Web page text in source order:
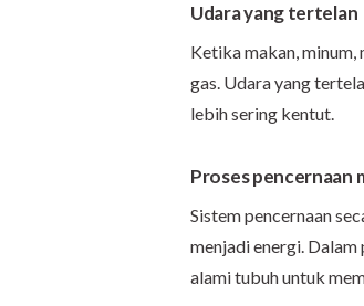
Udara yang tertelan
Ketika makan, minum,
gas. Udara yang
lebih sering kentut.
Proses pencernaan
Sistem pencernaan
menjadi energi.
alami tubuh untuk